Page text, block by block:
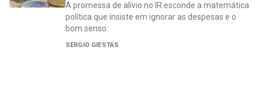
A promessa de alívio no IR esconde a matemática
política que insiste em ignorar as despesas e o
bom senso
SERGIO GIESTAS